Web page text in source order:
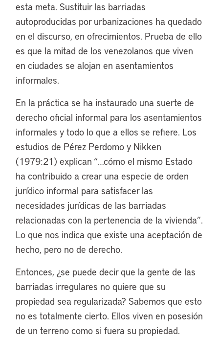
esta meta. Sustituir las barriadas
autoproducidas por urbanizaciones ha quedado
en el discurso, en ofrecimientos. Prueba de ello
es que la mitad de los venezolanos que viven
en ciudades se alojan en asentamientos
informales.
En la práctica se ha instaurado una suerte de
derecho oficial informal para los asentamientos
informales y todo lo que a ellos se refiere. Los
estudios de Pérez Perdomo y Nikken
(1979:21) explican “…cómo el mismo Estado
ha contribuido a crear una especie de orden
jurídico informal para satisfacer las
necesidades jurídicas de las barriadas
relacionadas con la pertenencia de la vivienda”.
Lo que nos indica que existe una aceptación de
hecho, pero no de derecho.
Entonces, ¿se puede decir que la gente de las
barriadas irregulares no quiere que su
propiedad sea regularizada? Sabemos que esto
no es totalmente cierto. Ellos viven en posesión
de un terreno como si fuera su propiedad.